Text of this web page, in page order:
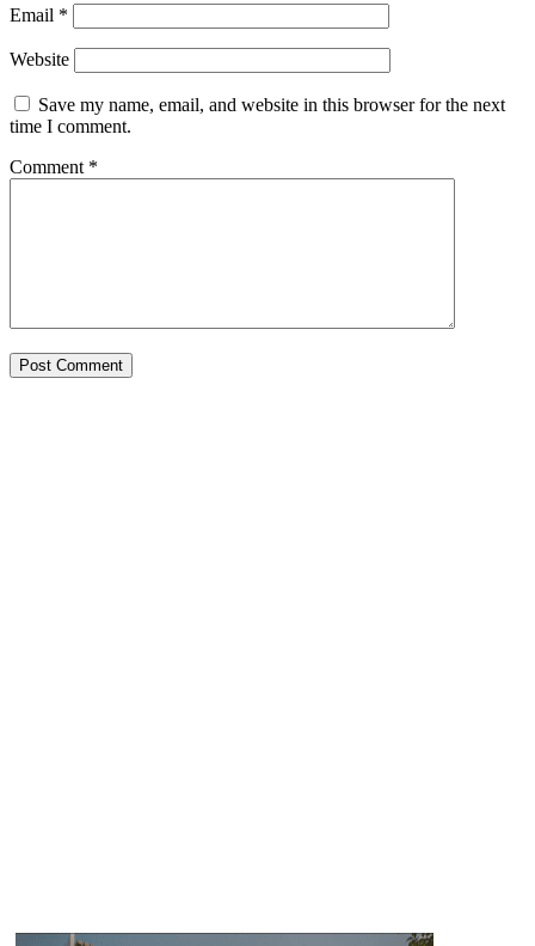
Email *
Website
Save my name, email, and website in this browser for the next
time I comment.
Comment *